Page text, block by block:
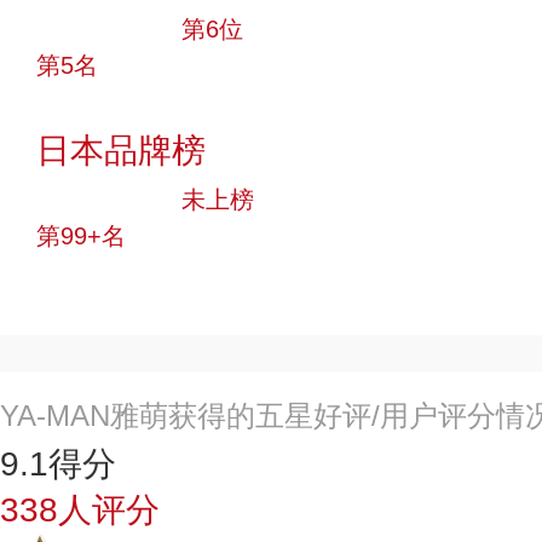
第6位
第5名
日本品牌榜
未上榜
第99+名
YA-MAN雅萌获得的五星好评/用户评分情
9.1得分
338人评分